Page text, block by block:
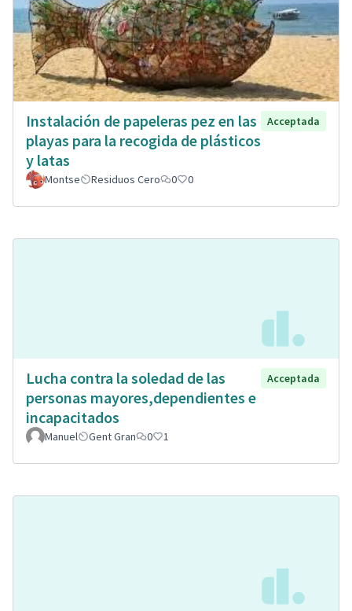
Instalación de papeleras pez en las
playas para la recogida de plásticos
y latas
Acceptada
Montse Residuos Cero 0 0
Lucha contra la soledad de las
personas mayores,dependientes e
incapacitados
Acceptada
Manuel Gent Gran 0 1